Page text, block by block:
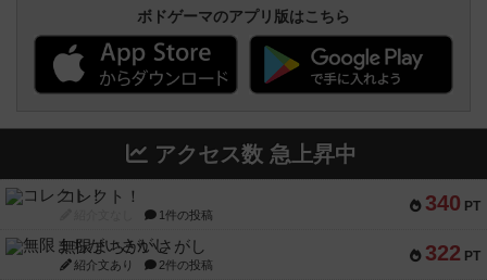
ボドゲーマのアプリ版はこちら
アクセス数 急上昇中
340 PT
コレクト！
1件の投稿
322 PT
無限まちがいさがし
紹介文あり 2件の投稿